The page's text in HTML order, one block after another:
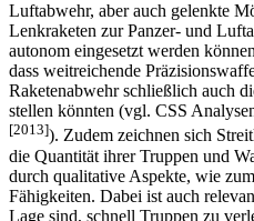
Luftabwehr, aber auch gelenkte
Lenkraketen zur Panzer- und
autonom eingesetzt werden
dass weitreichende
Raketenabwehr schließlich auch
stellen könnten (vgl. CSS
[2013]). Zudem zeichnen sich
die Quantität ihrer Truppen und
durch qualitative Aspekte, wie
Fähigkeiten. Dabei ist auch
Lage sind, schnell Truppen zu